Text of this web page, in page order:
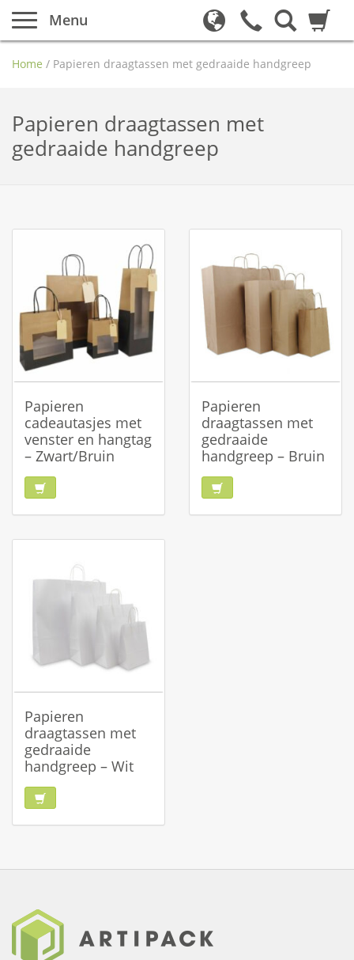
Menu
Home / Papieren draagtassen met gedraaide handgreep
Papieren draagtassen met
gedraaide handgreep
Papieren
cadeautasjes met
venster en hangtag
– Zwart/Bruin
Papieren
draagtassen met
gedraaide
handgreep – Bruin
Papieren
draagtassen met
gedraaide
handgreep – Wit